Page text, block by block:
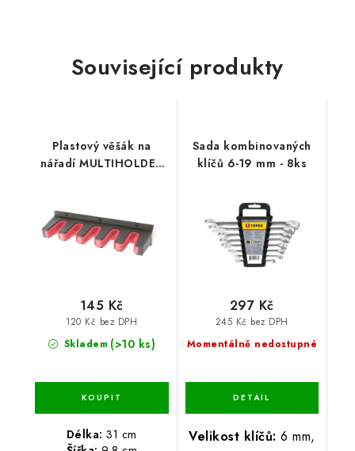
Související produkty
Plastový věšák na
nářadí MULTIHOLDER
Skladem (>10 ks)
120 Kč bez DPH
145 Kč
Délka: 31 cm
Sada kombinovaných
klíčů 6-19 mm - 8ks
Momentálně nedostupné
245 Kč bez DPH
297 Kč
Velikost klíčů: 6 mm,